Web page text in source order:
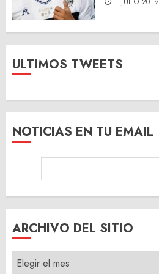
ULTIMOS TWEETS
NOTICIAS EN TU EMAIL
ARCHIVO DEL SITIO
ARCHIVO